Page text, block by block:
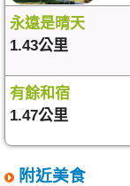
永遠是晴天
1.43公里
有餘和宿
1.47公里
附近美食